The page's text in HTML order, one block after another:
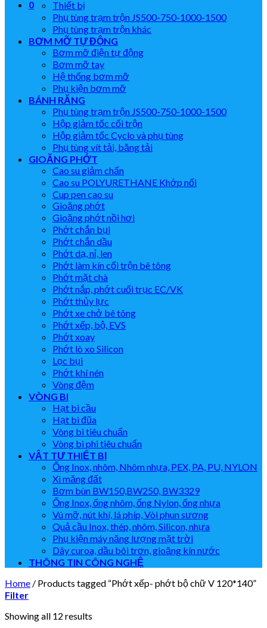
0
Thiết bị
Phụ tùng trạm trộn JS500-750-1000-1500
Phụ tùng trạm trộn khác
BƠM MỠ TỰ ĐỘNG
Bơm mỡ điện tự động
Bơm mỡ tay
Hệ thống bơm mỡ
Phụ kiện bơm mỡ
BÁNH RĂNG
Phụ tùng trạm trộn JS500-750-1000-1500
Hộp giảm tốc cối trộn
Hộp giảm tốc Cyclo và phụ tùng
Phụ tùng vít tải, băng tải
GIOĂNG PHỚT
Cao su giảm chấn
Cao su POLYURETHANE Khớp nối
Cup pen cao su
Gioăng phớt
Gioăng phớt nồi hơi
Phớt chắn bụi
Phớt chắn dầu
Phớt dạ, nỉ, len
Phớt làm kín cối trộn bê tông
Phớt mặt chà
Phớt nắp, phớt cuối trục EC/VK
Phớt thủy lực
Phớt xe chở bê tông
Phớt xếp, bộ, EVS
Phớt xoay
Phớt lò xo Silicon
Lọc bụi
Phớt khí nén
Vòng đệm
VÒNG BI
Hạt bi cầu
Hạt bi đũa
Vòng bi tiêu chuẩn
Vòng bi phi tiêu chuẩn
VẬT TƯ THIẾT BỊ
Ống Inox, nhôm, Nhôm nhựa, PEX, PA, PU, NYLON
Xi măng đất
Bơm bùn BW150,BW250, BW3329
Ống Inox, ống nhôm, ống Nylon, ống nhựa
Vú mỡ, nút khí, lá phíp, Vòi phun sương
Quả cầu Inox, thép, nhôm, Silicon, nhựa
Phụ kiện máy năng lượng mặt trời
Dây curoa, dầu bôi trơn, gioăng kín nước
THÔNG TIN CÔNG NGHỆ
Home / Products tagged “Phớt xếp- phớt bộ chữ V 120*140”
Filter
Showing all 12 results